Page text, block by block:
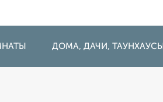
ДОМА, ДАЧИ, ТАУНХАУСЫ